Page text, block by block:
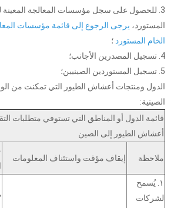
3. للحصول على سجل مؤسسات المعالجة المعينة
المستورد، يرجى الرجوع إلى قائمة مؤسسات
الخام المستورد ؛
4. تسجيل المصدرين الأجانب؛
5. تسجيل المستوردين الصينيين؛
الدول ومنتجات أعشاش الطيور التي تمكنت من
الصينية:
قائمة الدول أو المناطق التي تستوفي متطلبات
أعشاش الطيور إلى الصين
إيقاف مؤقت واستئناف المعلومات ملاحظة
١. يُسمح
لشركات